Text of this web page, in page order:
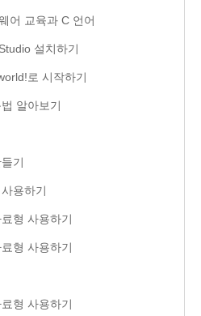
어 교육과 C 언어
설치하기
로 시작하기
알아보기
기
용하기
형 사용하기
형 사용하기
형 사용하기